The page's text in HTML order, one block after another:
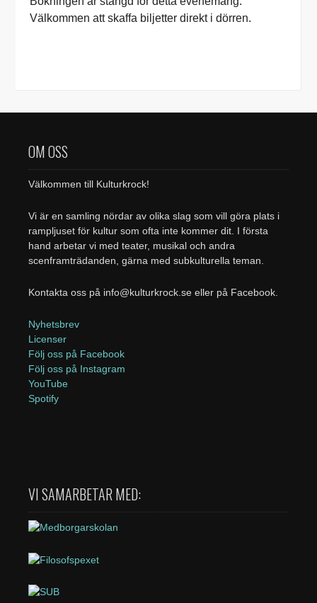
Välkommen att skaffa biljetter direkt i dörren.
OM OSS
Välkommen till Kulturkrock!
Vi är en samling nördar av olika slag som vill göra plats i
rampljuset för kultur som ofta inte kommer dit. I första
hand arbetar vi med teater, musikal och andra
scenframträdanden, gärna med subkulturella teman.
Kontakta oss på info@kulturkrock.se eller på Facebook.
Nyhetsbrev
Licenser
Följ oss på Facebook
Följ oss på Instagram
YouTube
Spotify
VI SAMARBETAR MED: